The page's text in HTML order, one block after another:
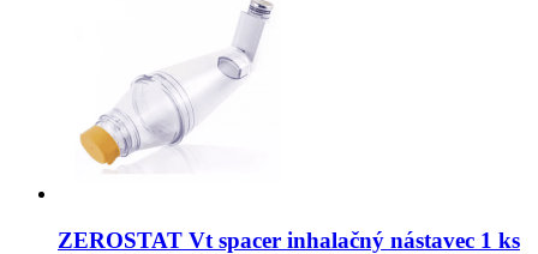
ZEROSTAT Vt spacer inhalačný nástavec 1 ks